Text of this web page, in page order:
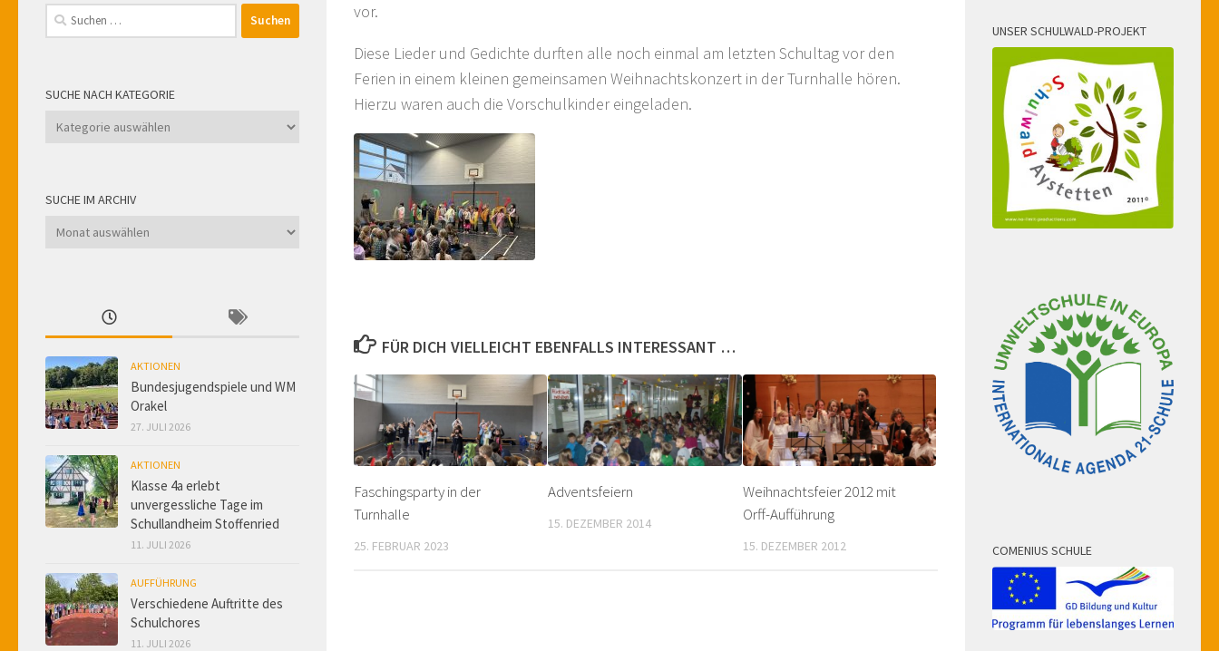
vor.
Diese Lieder und Gedichte durften alle noch einmal am letzten Schultag vor den
Ferien in einem kleinen gemeinsamen Weihnachtskonzert in der Turnhalle hören.
Hierzu waren auch die Vorschulkinder eingeladen.
FÜR DICH VIELLEICHT EBENFALLS INTERESSANT …
Faschingsparty in der
Turnhalle
25. FEBRUAR 2023
Adventsfeiern
15. DEZEMBER 2014
Weihnachtsfeier 2012 mit
Orff-Aufführung
15. DEZEMBER 2012
Suchen
nach:
SUCHE NACH KATEGORIE
Suche
SUCHE IM ARCHIV
Suche
AKTIONEN
Bundesjugendspiele und WM
Orakel
27. JULI 2026
AKTIONEN
Klasse 4a erlebt
unvergessliche Tage im
Schullandheim Stoffenried
11. JULI 2026
AUFFÜHRUNG
Verschiedene Auftritte des
Schulchores
11. JULI 2026
UNSER SCHULWALD-PROJEKT
COMENIUS SCHULE